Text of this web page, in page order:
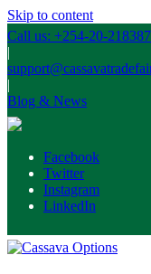
Skip to content
Call us: +254-20-
|
|
Blog & News
Facebook
Twitter
Instagram
LinkedIn